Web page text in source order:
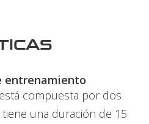
entrenamiento
compuesta por dos
una duración de 15